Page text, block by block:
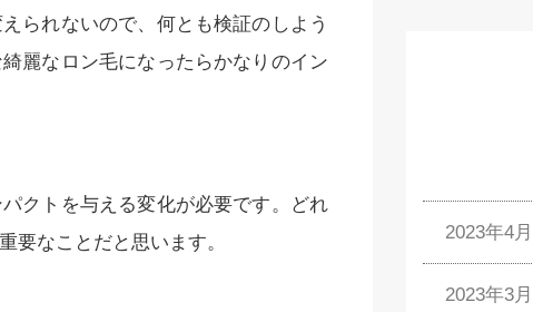
られないので、何とも検証のしよう
麗なロン毛になったらかなりのイン
クトを与える変化が必要です。どれ
要なことだと思います。
2023年4月
2023年3月